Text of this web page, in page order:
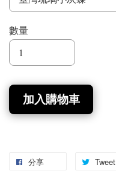
數量
加入購物車
分享 Tweet